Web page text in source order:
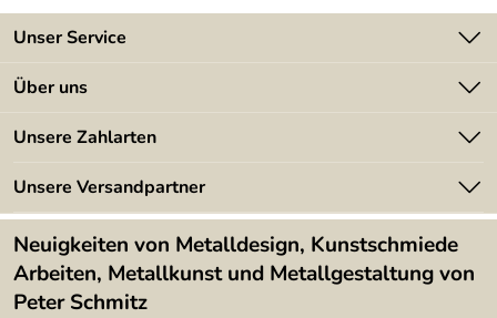
Unser Service
Kontakt
Kundeninformationen
Newsletter
Lieferbedingungen
Über uns
Angebote
Kundenbewertungen (394)
4,9/5
Unsere Zahlarten
Unsere Versandpartner
Neuigkeiten von Metalldesign, Kunstschmiede
Arbeiten, Metallkunst und Metallgestaltung von
Peter Schmitz